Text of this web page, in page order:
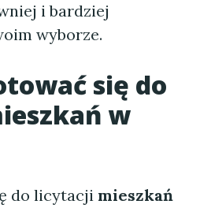
i bardziej
wyborze.
się do
w
do licytacji mieszkań